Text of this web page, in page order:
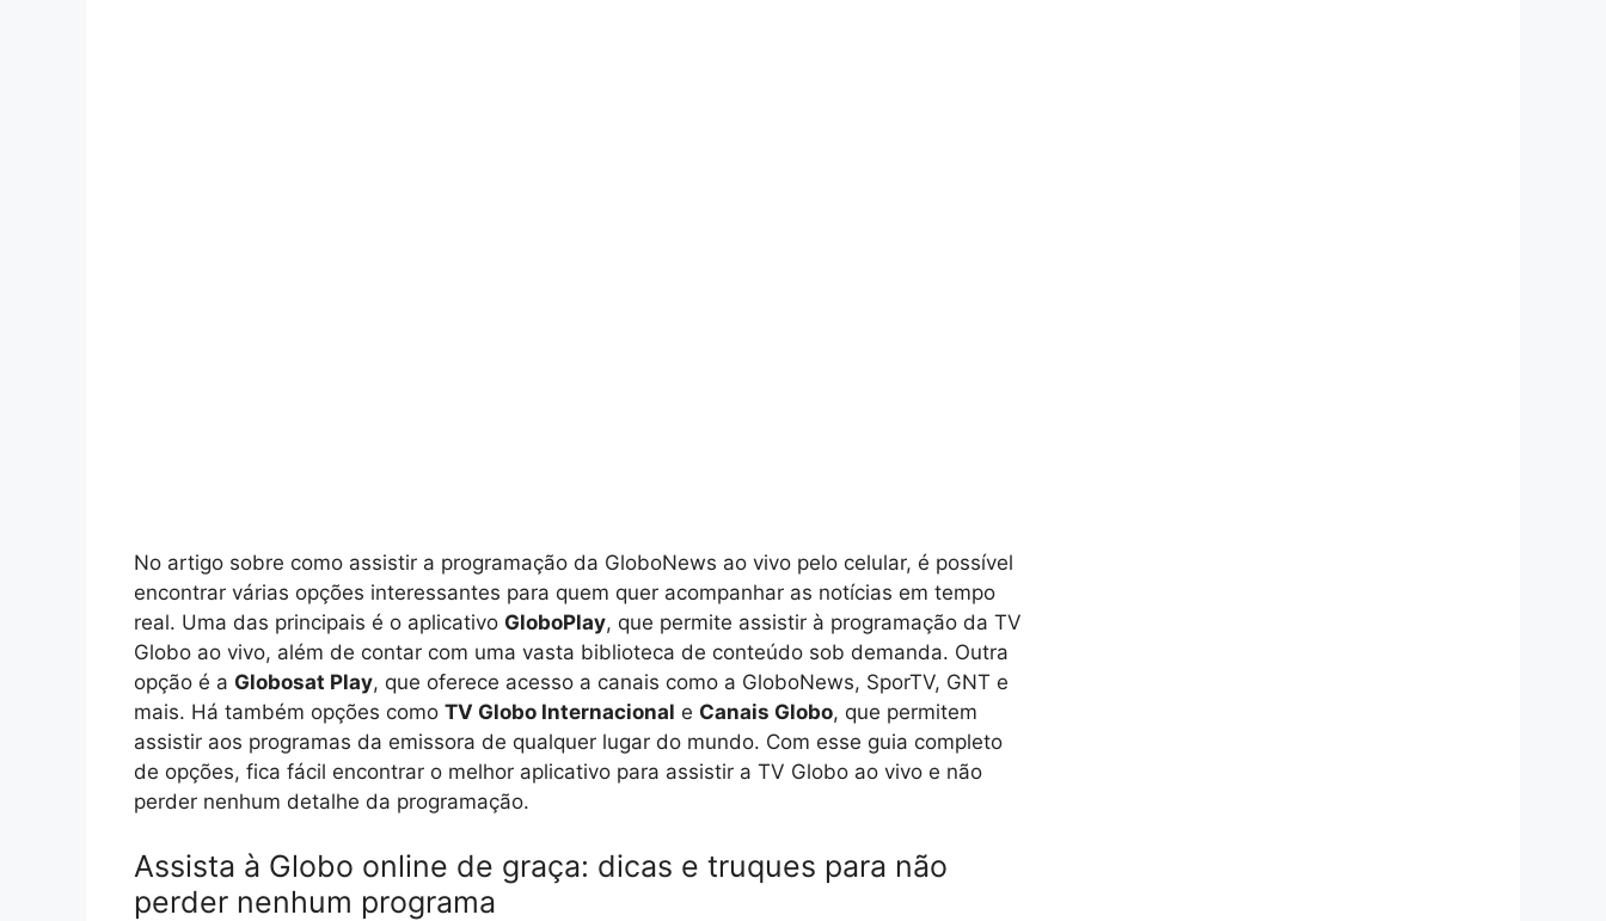
No artigo sobre como assistir a programação da GloboNews ao vivo pelo celular, é possível
encontrar várias opções interessantes para quem quer acompanhar as notícias em tempo
real. Uma das principais é o aplicativo GloboPlay, que permite assistir à programação da TV
Globo ao vivo, além de contar com uma vasta biblioteca de conteúdo sob demanda. Outra
opção é a Globosat Play, que oferece acesso a canais como a GloboNews, SporTV, GNT e
mais. Há também opções como TV Globo Internacional e Canais Globo, que permitem
assistir aos programas da emissora de qualquer lugar do mundo. Com esse guia completo
de opções, fica fácil encontrar o melhor aplicativo para assistir a TV Globo ao vivo e não
perder nenhum detalhe da programação.
Assista à Globo online de graça: dicas e truques para não
perder nenhum programa